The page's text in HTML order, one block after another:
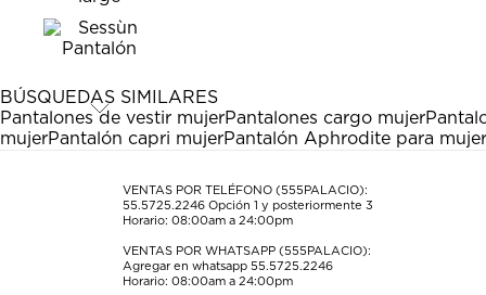
el
artículo
con
estrella
Esta
acción
abrirá
formulario
el
artículo
con
estrellas.
Esta
acción
abrirá
formulario
de
estrellas.
Esta
acción
abrirá
formulario
de
estrellas.
Esta
acción
abrirá
formulario
de
Esta
acción
abrirá
formulario
de
envío.
BÚSQUEDAS SIMILARES
Pantalones de vestir mujerPantalones cargo mujer
mujerPantalón capri mujerPantalón Aphrodite para mujer
VENTAS POR TELÉFONO (555PALACIO):
55.5725.2246 Opción 1 y posteriormente 3
Horario: 08:00am a 24:00pm
VENTAS POR WHATSAPP (555PALACIO):
Agregar en whatsapp 55.5725.2246
Horario: 08:00am a 24:00pm